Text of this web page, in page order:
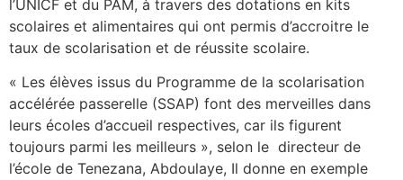
l’UNICF et du PAM, à travers des dotations en kits
scolaires et alimentaires qui ont permis d’accroitre le
taux de scolarisation et de réussite scolaire.
« Les élèves issus du Programme de la scolarisation
accélérée passerelle (SSAP) font des merveilles dans
leurs écoles d’accueil respectives, car ils figurent
toujours parmi les meilleurs », selon le directeur de
l’école de Tenezana, Abdoulaye, Il donne en exemple